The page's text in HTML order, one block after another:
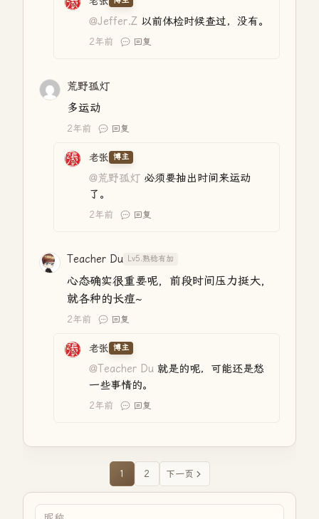
@Jeffer.Z 以前体检时候查过，没有。
2年前 回复
荒野孤灯
多运动
2年前 回复
老张 博主
@荒野孤灯 必须要抽出时间来运动
了。
2年前 回复
Teacher Du Lv5.熟稔有加
心态确实很重要呢，前段时间压力挺大，
就各种的长痘~
2年前 回复
老张 博主
@Teacher Du 就是的呢，可能还是愁
一些事情的。
2年前 回复
1 2 下一页